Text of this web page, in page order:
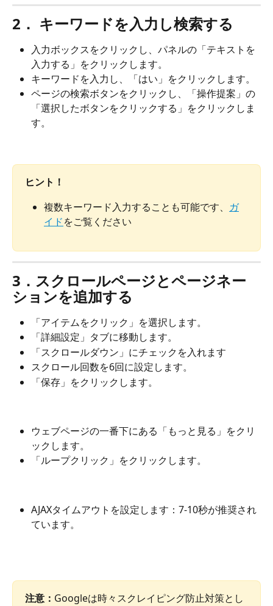
2． キーワードを入力し検索する
入力ボックスをクリックし、パネルの「テキストを
入力する」をクリックします。
キーワードを入力し、「はい」をクリックします。
ページの検索ボタンをクリックし、「操作提案」の
「選択したボタンをクリックする」をクリックしま
す。
ヒント！
複数キーワード入力することも可能です、 ガ
イドをご覧ください
3． スクロールページとページネー
ションを追加する
「アイテムをクリック」を選択します。
「詳細設定」タブに移動します。
「スクロールダウン」にチェックを入れます
スクロール回数を6回に設定します。
「保存」をクリックします。
ウェブページの一番下にある「もっと見る」をクリ
ックします。
「ループクリック」をクリックします。
AJAXタイムアウトを設定します：7-10秒が推奨され
ています。
注意： Googleは時々スクレイピング防止対策とし